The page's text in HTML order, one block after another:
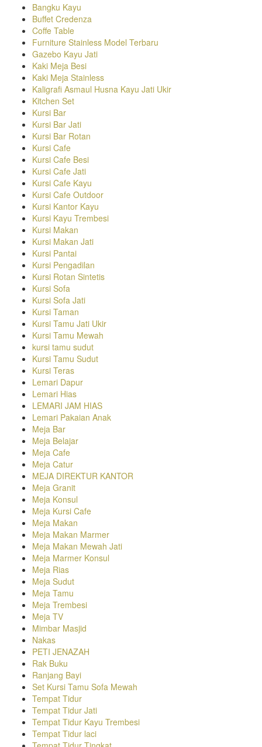
Bangku Kayu
Buffet Credenza
Coffe Table
Furniture Stainless Model Terbaru
Gazebo Kayu Jati
Kaki Meja Besi
Kaki Meja Stainless
Kaligrafi Asmaul Husna Kayu Jati Ukir
Kitchen Set
Kursi Bar
Kursi Bar Jati
Kursi Bar Rotan
Kursi Cafe
Kursi Cafe Besi
Kursi Cafe Jati
Kursi Cafe Kayu
Kursi Cafe Outdoor
Kursi Kantor Kayu
Kursi Kayu Trembesi
Kursi Makan
Kursi Makan Jati
Kursi Pantai
Kursi Pengadilan
Kursi Rotan Sintetis
Kursi Sofa
Kursi Sofa Jati
Kursi Taman
Kursi Tamu Jati Ukir
Kursi Tamu Mewah
kursi tamu sudut
Kursi Tamu Sudut
Kursi Teras
Lemari Dapur
Lemari Hias
LEMARI JAM HIAS
Lemari Pakaian Anak
Meja Bar
Meja Belajar
Meja Cafe
Meja Catur
MEJA DIREKTUR KANTOR
Meja Granit
Meja Konsul
Meja Kursi Cafe
Meja Makan
Meja Makan Marmer
Meja Makan Mewah Jati
Meja Marmer Konsul
Meja Rias
Meja Sudut
Meja Tamu
Meja Trembesi
Meja TV
Mimbar Masjid
Nakas
PETI JENAZAH
Rak Buku
Ranjang Bayi
Set Kursi Tamu Sofa Mewah
Tempat Tidur
Tempat Tidur Jati
Tempat Tidur Kayu Trembesi
Tempat Tidur laci